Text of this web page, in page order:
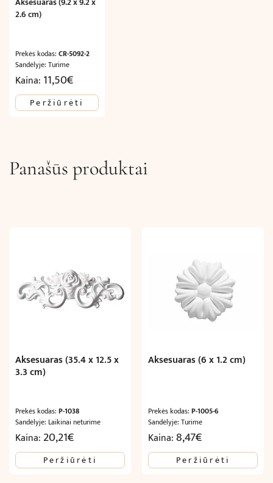
2.6 cm)
Prekės kodas: CR-5092-2
Sandėlyje: Turime
Kaina: 11,50€
Peržiūrėti
Panašūs produktai
Aksesuaras (35.4 x 12.5 x
3.3 cm)
Prekės kodas: P-1038
Sandėlyje: Laikinai neturime
Kaina: 20,21€
Peržiūrėti
Aksesuaras (6 x 1.2 cm)
Prekės kodas:P-1005-6
Sandėlyje: Turime
Kaina:8,47€
Peržiūrėti